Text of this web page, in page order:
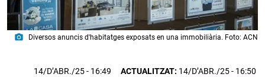
photo_camera Diversos anuncis d'habitatges exposats en una immobiliària. Foto: ACN
14/D’ABR./25- 16:49 ACTUALITZAT: 14/D’ABR./25 - 16:50